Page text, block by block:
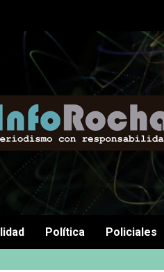
Política Policiales